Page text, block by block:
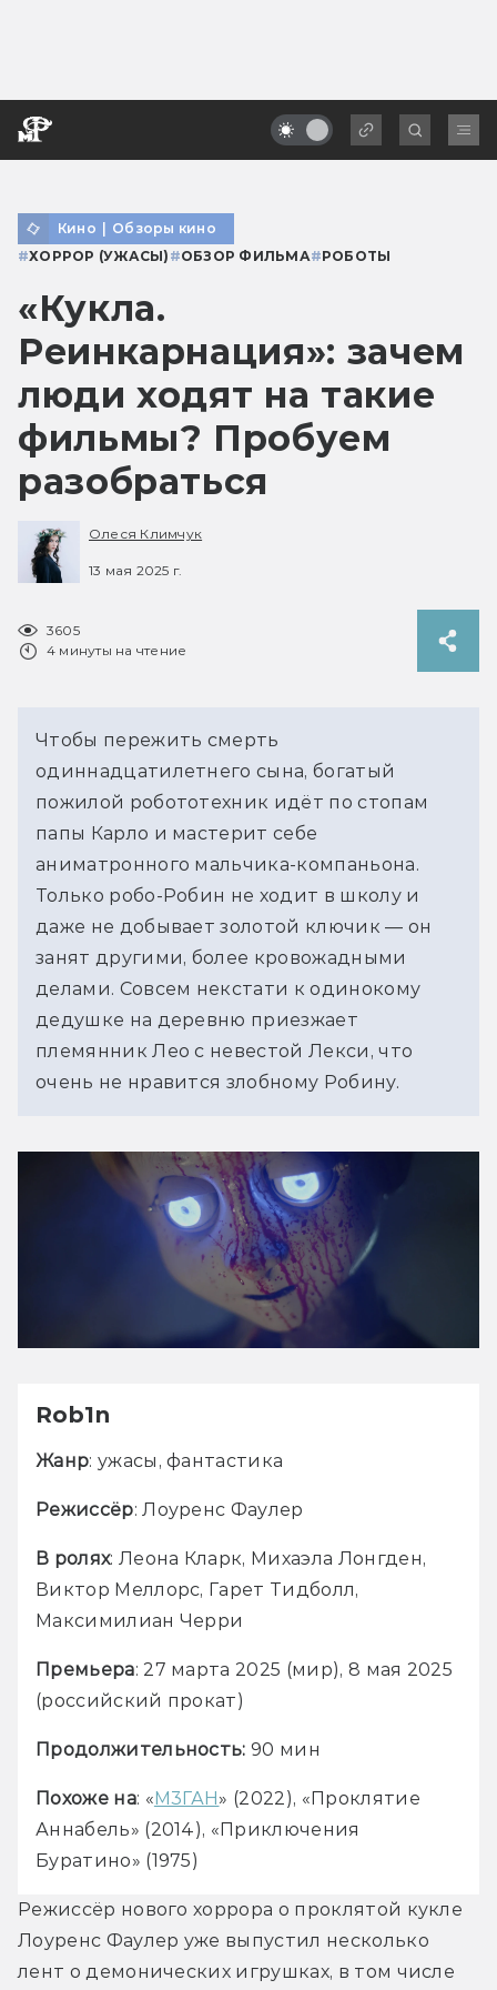
Кино | Обзоры кино
#ХОРРОР (УЖАСЫ) #ОБЗОР ФИЛЬМА#РОБОТЫ
«Кукла.
Реинкарнация»: зачем
люди ходят на такие
фильмы? Пробуем
разобраться
Олеся Климчук
13 мая 2025 г.
3605
4 минуты на чтение
Чтобы пережить смерть
одиннадцатилетнего сына, богатый
пожилой робототехник идёт по стопам
папы Карло и мастерит себе
аниматронного мальчика-компаньона.
Только робо-Робин не ходит в школу и
даже не добывает золотой ключик — он
занят другими, более кровожадными
делами. Совсем некстати к одинокому
дедушке на деревню приезжает
племянник Лео с невестой Лекси, что
очень не нравится злобному Робину.
Rob1n
Жанр: ужасы, фантастика
Режиссёр: Лоуренс Фаулер
В ролях: Леона Кларк, Михаэла Лонгден,
Виктор Меллорс, Гарет Тидболл,
Максимилиан Черри
Премьера: 27 марта 2025 (мир), 8 мая 2025
(российский прокат)
Продолжительность: 90 мин
Похоже на: «М3ГАН» (2022), «Проклятие
Аннабель» (2014), «Приключения
Буратино» (1975)
Режиссёр нового хоррора о проклятой кукле
Лоуренс Фаулер уже выпустил несколько
лент о демонических игрушках, в том числе